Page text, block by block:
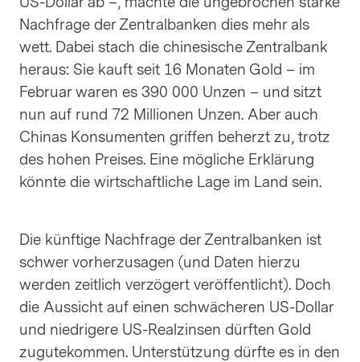
Nachfrage der Zentralbanken dies mehr als
wett. Dabei stach die chinesische Zentralbank
heraus: Sie kauft seit 16 Monaten Gold – im
Februar waren es 390 000 Unzen – und sitzt
nun auf rund 72 Millionen Unzen. Aber auch
Chinas Konsumenten griffen beherzt zu, trotz
des hohen Preises. Eine mögliche Erklärung
könnte die wirtschaftliche Lage im Land sein.
Die künftige Nachfrage der Zentralbanken ist
schwer vorherzusagen (und Daten hierzu
werden zeitlich verzögert veröffentlicht). Doch
die Aussicht auf einen schwächeren US-Dollar
und niedrigere US-Realzinsen dürften Gold
zugutekommen. Unterstützung dürfte es in den